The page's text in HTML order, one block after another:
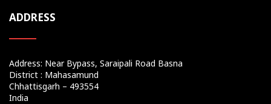
ADDRESS
Address: Near Bypass, Saraipali Road Basna
District : Mahasamund
Chhattisgarh – 493554
India